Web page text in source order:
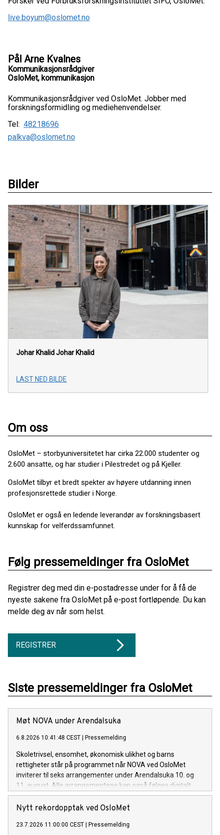
live.boyum@oslomet.no
Pål Arne Kvalnes
Kommunikasjonsrådgiver
OsloMet, kommunikasjon
Kommunikasjonsrådgiver ved OsloMet. Jobber med
forskningsformidling og mediehenvendelser.
Tel: 48218696
palkva@oslomet.no
Bilder
Johar KhalidJohar Khalid
LAST NED BILDE
Om oss
OsloMet – storbyuniversitetet har cirka 22.000 studenter og
2.600 ansatte, og har studier i Pilestredet og på Kjeller.
OsloMet tilbyr et bredt spekter av høyere utdanning innen
profesjonsrettede studier i Norge.
OsloMet er også en ledende leverandør av forskningsbasert
kunnskap for velferdssamfunnet.
Følg pressemeldinger fra OsloMet
Registrer deg med din e-postadresse under for å få de
nyeste sakene fra OsloMet på e-post fortløpende. Du kan
melde deg av når som helst.
REGISTRER
Siste pressemeldinger fra OsloMet
Møt NOVA under Arendalsuka
6.8.2026 10:41:48 CEST Pressemelding
Skoletrivsel, ensomhet, økonomisk ulikhet og barns
rettigheter står på programmet når NOVA ved OsloMet
inviterer til seks arrangementer under Arendalsuka 10. og
11. august. Alle arrangementene kan også følges digitalt.
Nytt rekordopptak ved OsloMet
23.7.2026 11:00:00 CEST Pressemelding